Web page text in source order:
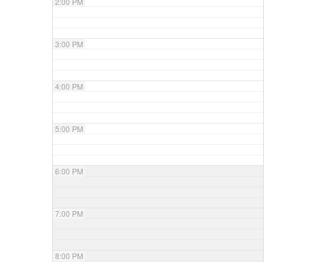
3:00 PM
4:00 PM
5:00 PM
6:00 PM
7:00 PM
8:00 PM